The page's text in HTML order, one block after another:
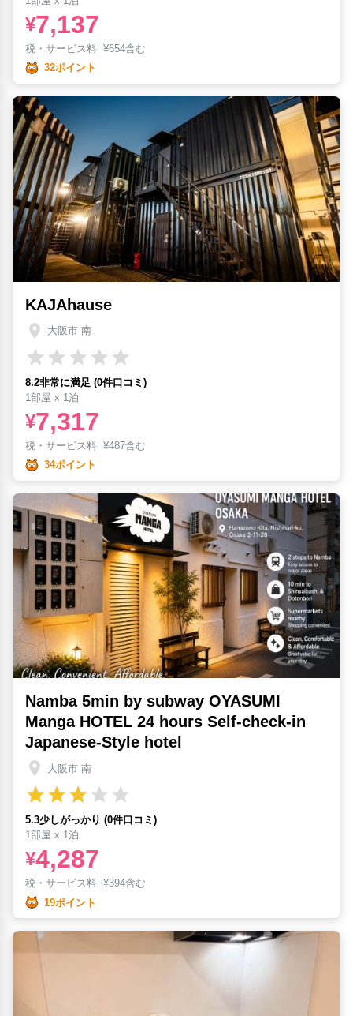
¥7,137
税・サービス料 ¥654含む
32ポイント
KAJAhause
大阪市 南
8.2非常に満足 (0件口コミ)
1部屋 x 1泊
¥7,317
税・サービス料 ¥487含む
34ポイント
Namba 5min by subway OYASUMI
Manga HOTEL 24 hours Self-check-in
Japanese-Style hotel
大阪市 南
5.3少しがっかり (0件口コミ)
1部屋 x 1泊
¥4,287
税・サービス料 ¥394含む
19ポイント